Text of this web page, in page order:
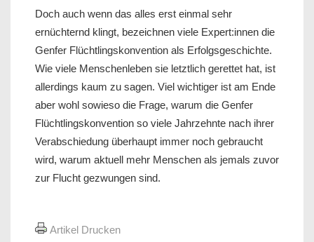
Doch auch wenn das alles erst einmal sehr
ernüchternd klingt, bezeichnen viele Expert:innen die
Genfer Flüchtlingskonvention als Erfolgsgeschichte.
Wie viele Menschenleben sie letztlich gerettet hat, ist
allerdings kaum zu sagen. Viel wichtiger ist am Ende
aber wohl sowieso die Frage, warum die Genfer
Flüchtlingskonvention so viele Jahrzehnte nach ihrer
Verabschiedung überhaupt immer noch gebraucht
wird, warum aktuell mehr Menschen als jemals zuvor
zur Flucht gezwungen sind.
Artikel Drucken